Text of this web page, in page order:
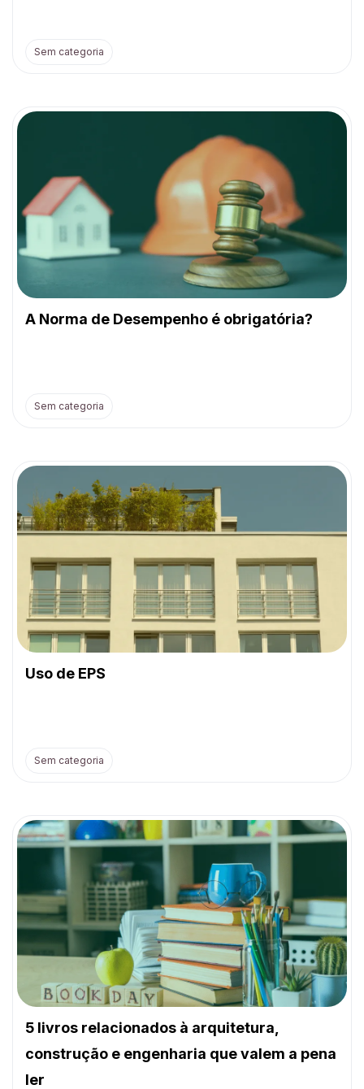
Sem categoria
A Norma de Desempenho é obrigatória?
Sem categoria
Uso de EPS
Sem categoria
5 livros relacionados à arquitetura,
construção e engenharia que valem a pena
ler